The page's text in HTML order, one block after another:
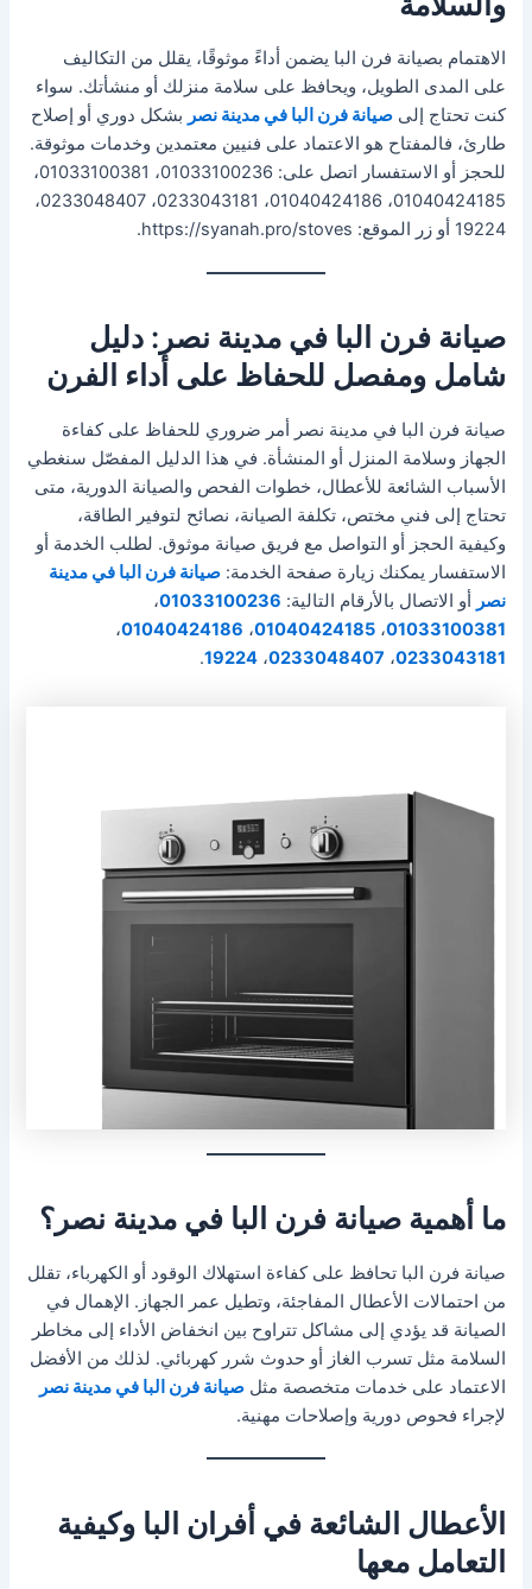
الاهتمام بصيانة فرن البا يضمن أداءً موثوقًا، يقلل من التكاليف
على المدى الطويل، ويحافظ على سلامة منزلك أو منشأتك. سواء
كنت تحتاج إلىصيانة فرن البا في مدينة نصر بشكل دوري أو إصلاح
طارئ، فالمفتاح هو الاعتماد على فنيين معتمدين وخدمات موثوقة.
للحجز أو الاستفسار اتصل على: 01033100236، 01033100381،
01040424185، 01040424186، 0233043181، 0233048407،
19224 أو زر الموقع: https://syanah.pro/stoves.
صيانة فرن البا في مدينة نصر: دليل
شامل ومفصل للحفاظ على أداء الفرن
صيانة فرن البا في مدينة نصر أمر ضروري للحفاظ على كفاءة
الجهاز وسلامة المنزل أو المنشأة. في هذا الدليل المفصّل سنغطي
الأسباب الشائعة للأعطال، خطوات الفحص والصيانة الدورية، متى
تحتاج إلى فني مختص، تكلفة الصيانة، نصائح لتوفير الطاقة،
وكيفية الحجز أو التواصل مع فريق صيانة موثوق. لطلب الخدمة أو
الاستفسار يمكنك زيارة صفحة الخدمة:صيانة فرن البا في مدينة
نصر أو الاتصال بالأرقام التالية: 01033100236،
01033100381،01040424185، 01040424186،
0233043181، 0233048407،19224
.
ما أهمية صيانة فرن البا في مدينة نصر؟
صيانة فرن البا تحافظ على كفاءة استهلاك الوقود أو الكهرباء، تقلل
من احتمالات الأعطال المفاجئة، وتطيل عمر الجهاز. الإهمال في
الصيانة قد يؤدي إلى مشاكل تتراوح بين انخفاض الأداء إلى مخاطر
السلامة مثل تسرب الغاز أو حدوث شرر كهربائي. لذلك من الأفضل
الاعتماد على خدمات متخصصة مثلصيانة فرن البا في مدينة نصر
لإجراء فحوص دورية وإصلاحات مهنية.
الأعطال الشائعة في أفران البا وكيفية
التعامل معها